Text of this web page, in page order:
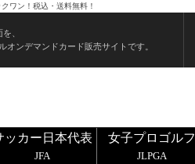
ワン！税込・送料無料！
、
オンデマンドカード販売サイトです。
ッカー日本代表
JFA
女子プロゴルフ
JLPGA